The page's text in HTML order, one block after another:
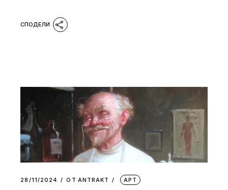
28/11/2024 ОТ АNTRAKT АРТ